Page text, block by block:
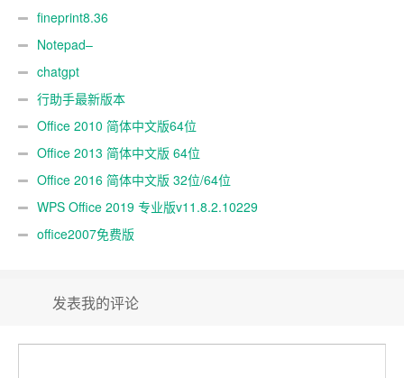
fineprint8.36
Notepad–
chatgpt
行助手最新版本
Office 2010 简体中文版64位
Office 2013 简体中文版 64位
Office 2016 简体中文版 32位/64位
WPS Office 2019 专业版v11.8.2.10229
office2007免费版
发表我的评论